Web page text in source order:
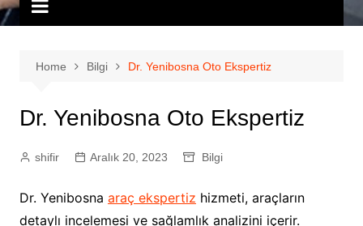
Home Bilgi Dr. Yenibosna Oto Ekspertiz
Dr. Yenibosna Oto Ekspertiz
shifir Aralık 20, 2023 Bilgi
Dr. Yenibosna araç ekspertiz hizmeti, araçların
detaylı incelemesi ve sağlamlık analizini içerir.